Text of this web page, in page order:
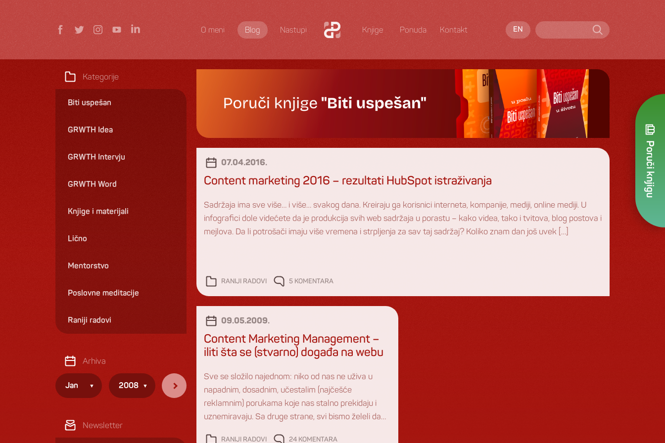
O meni Blog Nastupi Knjige Ponuda Kontakt EN
Poruči knjigu
Kategorije
Biti uspešan
GRWTH Idea
GRWTH Intervju
GRWTH Word
Knjige i materijali
Lično
Mentorstvo
Poslovne meditacije
Raniji radovi
Arhiva
Jan 2008
Newsletter
07.04.2016.
Content marketing 2016 – rezultati HubSpot istraživanja
Sadržaja ima sve više… i više… svakog dana. Kreiraju ga korisnici interneta, kompanije, mediji, online mediji. U
infografici dole videćete da je produkcija svih web sadržaja u porastu – kako videa, tako i tvitova, blog postova i
mejlova. Da li potrošači imaju više vremena i strpljenja za sav taj sadržaj? Koliko znam dan još uvek […]
RANIJI RADOVI 5 KOMENTARA
09.05.2009.
Content Marketing Management –
iliti šta se (stvarno) događa na webu
Sve se složilo najednom: niko od nas ne uživa u
napadnim, dosadnim, učestalim (najčešće
reklamnim) porukama koje nas stalno prekidaju i
uznemiravaju. Sa druge strane, svi bismo želeli da
RANIJI RADOVI 24 KOMENTARA